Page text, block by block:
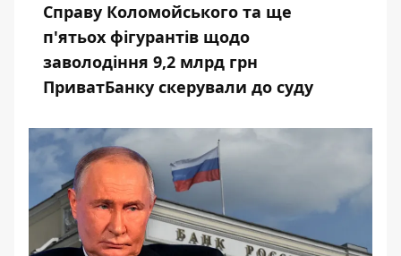
Справу Коломойського та ще
п'ятьох фігурантів щодо
заволодіння 9,2 млрд грн
ПриватБанку скерували до суду